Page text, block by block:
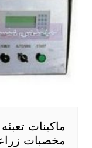
ماكينات
مخصبات